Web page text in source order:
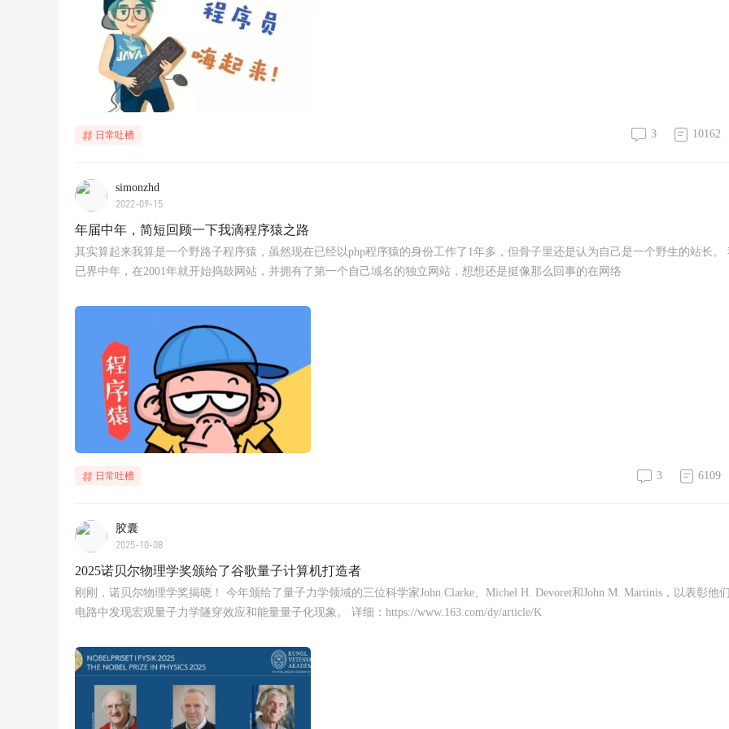
日常吐槽 3 10162
simonzhd
2022-09-15
年届中年，简短回顾一下我滴程序猿之路
其实算起来我算是一个野路子程序猿，虽然现在已经以php程序猿的身份工作了1年多，但骨子里还是认为自己是一个野生的站长。
已界中年，在2001年就开始捣鼓网站，并拥有了第一个自己域名的独立网站，想想还是挺像那么回事的在网络
日常吐槽 3 6109
胶囊
2025-10-08
2025诺贝尔物理学奖颁给了谷歌量子计算机打造者
刚刚，诺贝尔物理学奖揭晓！ 今年颁给了量子力学领域的三位科学家John Clarke、Michel H. Devoret和John M. Martinis，以表彰他
电路中发现宏观量子力学隧穿效应和能量量子化现象。 详细：https://www.163.com/dy/article/K